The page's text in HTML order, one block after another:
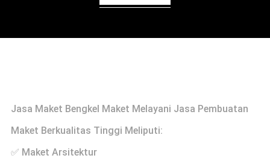
Jasa Maket Bengkel Maket Melayani Jasa Pembuatan
Maket Berkualitas Tinggi Meliputi:
✅ Maket Arsitektur